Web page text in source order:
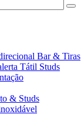
Bar & Tiras
Tátil Studs
& Studs